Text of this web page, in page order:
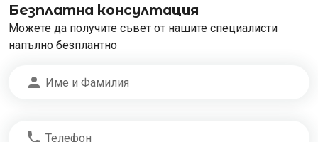
Безплатна консултация
Можете да получите съвет от нашите специалисти
напълно безплантно
person Име и Фамилия
phone Телефон